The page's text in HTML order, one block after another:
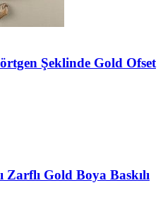
Şeklinde Gold Ofset
Gold Boya Baskılı